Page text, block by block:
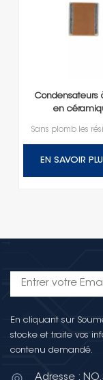
Condensateurs
en
EN SAVOIR
En cliquant sur
stocke et traite vos
contenu demandé.
Adresse :